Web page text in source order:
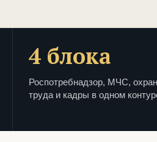
4 блока
Роспотребнадзор, МЧС,
труда и кадры в одном